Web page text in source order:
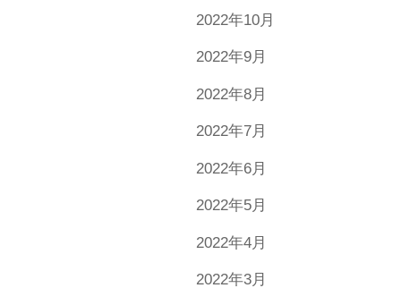
2022年10月
2022年9月
2022年8月
2022年7月
2022年6月
2022年5月
2022年4月
2022年3月